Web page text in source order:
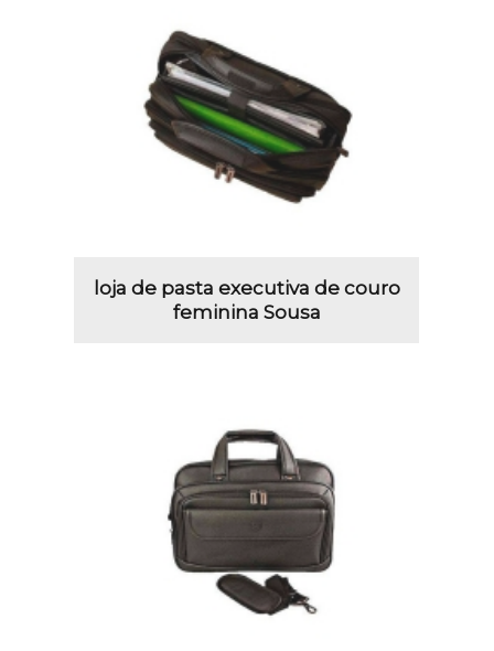
loja de pasta executiva de couro
feminina Sousa